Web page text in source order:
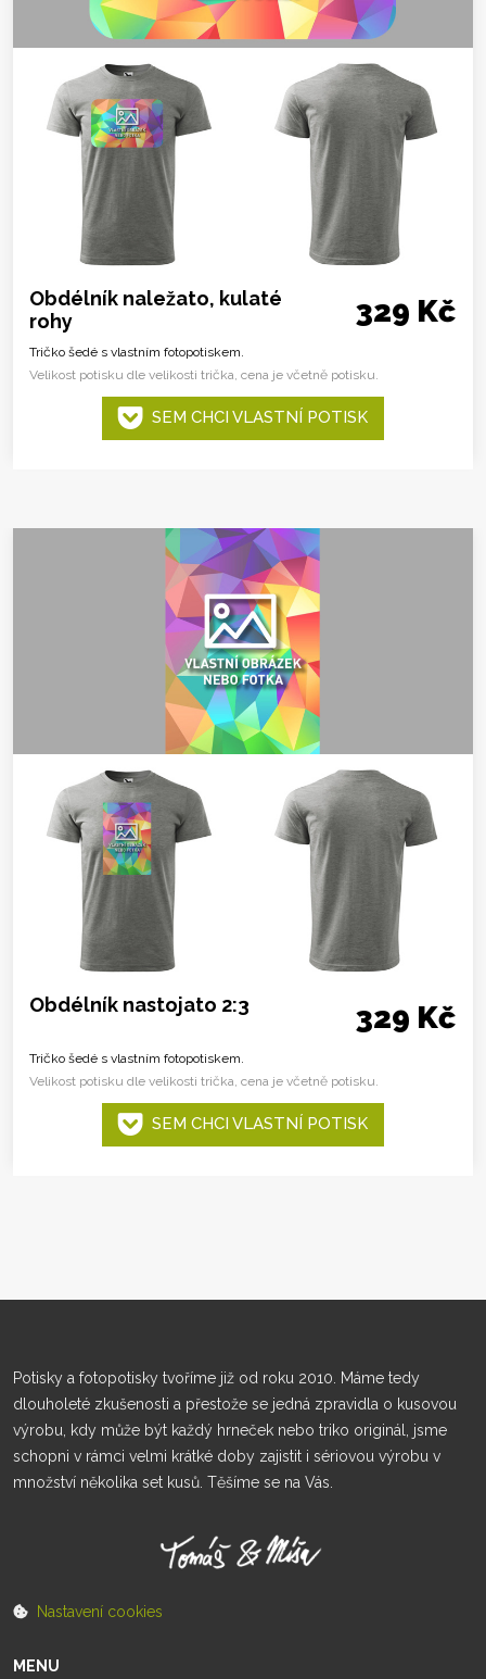
Obdélník naležato, kulaté
rohy
329 Kč
Tričko šedé s vlastním fotopotiskem.
Velikost potisku dle velikosti trička, cena je včetně potisku.
SEM CHCI VLASTNÍ POTISK
Obdélník nastojato 2:3 329 Kč
Tričko šedé s vlastním fotopotiskem.
Velikost potisku dle velikosti trička, cena je včetně potisku.
SEM CHCI VLASTNÍ POTISK
Potisky a fotopotisky tvoříme již od roku 2010. Máme tedy
dlouholeté zkušenosti a přestože se jedná zpravidla o kusovou
výrobu, kdy může být každý hrneček nebo triko originál, jsme
schopni v rámci velmi krátké doby zajistit i sériovou výrobu v
množství několika set kusů. Těšíme se na Vás.
Nastavení cookies
MENU